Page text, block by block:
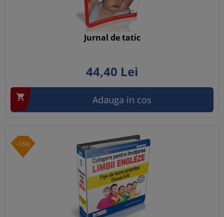
Jurnal de tatic
44,40 Lei
 Adauga in cos
-16%